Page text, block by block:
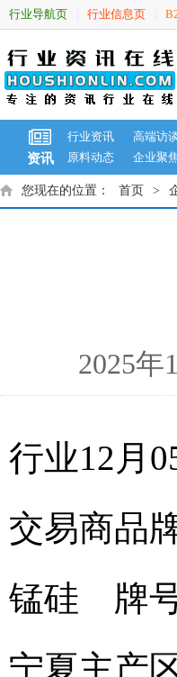
行业导航页 行业信息页
资讯
行业资讯
高端访
原料动态
企业聚
您现在的位置： 首页 >
2025
行业12月
交易商品
锰硅 牌号
宁夏主产